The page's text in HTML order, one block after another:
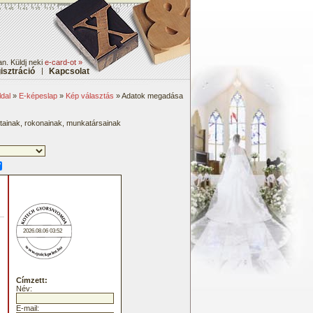
Küldj nekie-card-ot »
| Kapcsolat
» E-képeslap » Kép választás » Adatok megadása
rokonainak, munkatársainak
2026.08.06 03:52
Címzett:
Név:
E-mail: